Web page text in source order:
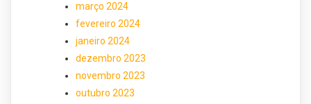
março 2024
fevereiro 2024
janeiro 2024
dezembro 2023
novembro 2023
outubro 2023